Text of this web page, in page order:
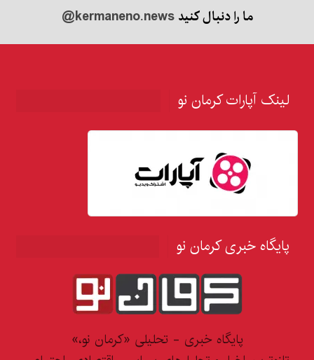
ما را دنبال کنید@kermaneno.news
لینک آپارات کرمان نو
پایگاه خبری کرمان نو
پایگاه خبری - تحلیلی «کرمان نو،»